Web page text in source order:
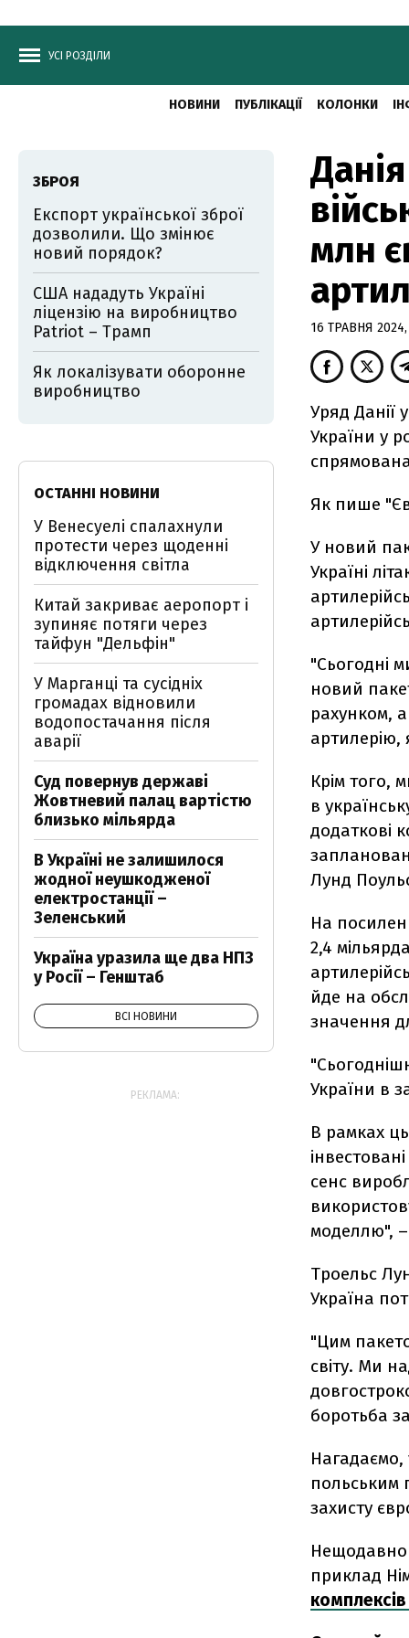
УСІ РОЗДІЛИ
НОВИНИ ПУБЛІКАЦІЇ КОЛОНКИ
млн
16 ТРАВНЯ 2024,
Уряд Данії
України у
Як пише
У новий
Україні
"Сьогодні
новий
рахунком,
артилерію,
Крім того,
в
додаткові
Лунд
На
2,4
йде на
значення
України в
В рамках
сенс
моделлю", –
Троельс
Україна
"Цим
світу. Ми
боротьба
Нагадаємо,
польським
захисту
Нещодавно
приклад
ЗБРОЯ
Експорт української зброї
дозволили. Що змінює
новий порядок?
США нададуть Україні
ліцензію на виробництво
Patriot – Трамп
Як локалізувати оборонне
виробництво
ОСТАННІ НОВИНИ
У Венесуелі спалахнули
протести через щоденні
відключення світла
Китай закриває аеропорт і
зупиняє потяги через
тайфун "Дельфін"
У Марганці та сусідніх
громадах відновили
водопостачання після
аварії
Суд повернув державі
Жовтневий палац вартістю
близько мільярда
В Україні не залишилося
жодної неушкодженої
електростанції –
Зеленський
Україна уразила ще два НПЗ
у Росії – Генштаб
ВСІ НОВИНИ
РЕКЛАМА: